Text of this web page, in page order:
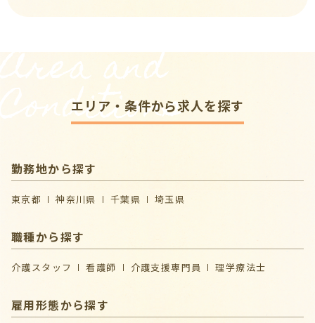
Area and
Conditions
エリア・条件から求人を探す
勤務地から探す
東京都 神奈川県 千葉県 埼玉県
職種から探す
介護スタッフ 看護師 介護支援専門員 理学療法士
雇用形態から探す